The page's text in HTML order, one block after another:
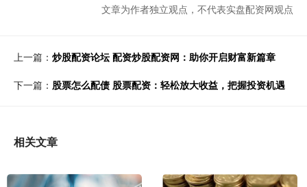
文章为作者独立观点，不代表实盘配资网观点
上一篇： 炒股配资论坛 配资炒股配资网：助你开启财富新篇章
下一篇： 股票怎么配债 股票配资：轻松放大收益，把握投资机遇
相关文章